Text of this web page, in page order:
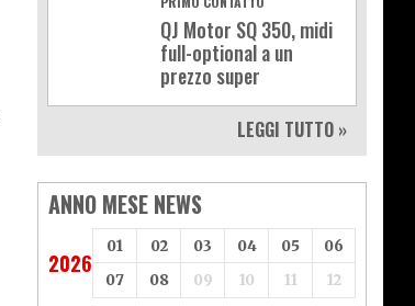
QJ Motor SQ 350, midi
full-optional a un
prezzo super
LEGGI TUTTO »
ANNO MESE NEWS
2026
01 02 03 04 05
06
07
08 09 10 11 12